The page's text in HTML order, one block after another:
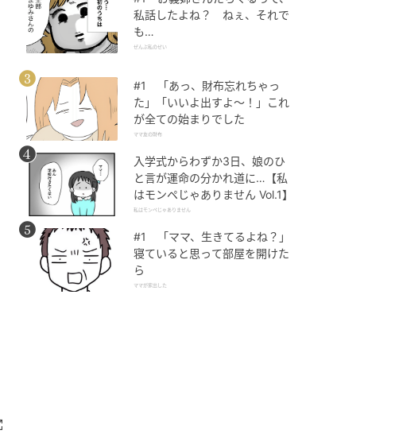
私話したよね？ ねぇ、それで
も…
ぜんぶ私のせい
#1 「あっ、財布忘れちゃっ
た」「いいよ出すよ〜！」これ
が全ての始まりでした
ママ友の財布
入学式からわずか3日、娘のひ
と言が運命の分かれ道に…【私
はモンペじゃありません Vol.1】
私はモンペじゃありません
#1 「ママ、生きてるよね？」
寝ていると思って部屋を開けた
ら
ママが家出した